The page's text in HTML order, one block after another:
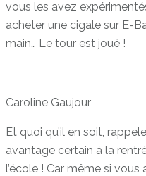
vous les avez
acheter une cigale sur E-
main… Le tour est joué !
Caroline Gaujour
Et quoi qu’il en soit,
avantage certain à la
l’école ! Car même si